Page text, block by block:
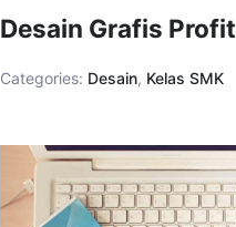
Desain Grafis Profit
Categories: Desain, Kelas SMK